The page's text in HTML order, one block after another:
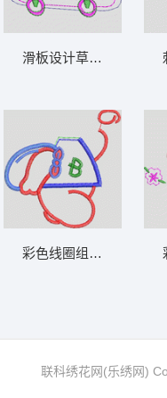
刺绣风格卡通动物图案 卡通童装章标贴布
彩色蝴蝶与花朵装饰图案 卡通童装章标贴布
滑板设计草图
联科绣花网(乐绣网)